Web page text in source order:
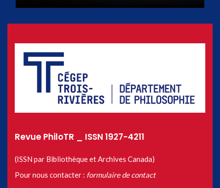
Revue PhiloTR _ ISSN 1927-4211
(ISSN par Bibliothèque et Archives Canada)
Pour nous contacter : formulaire de contact